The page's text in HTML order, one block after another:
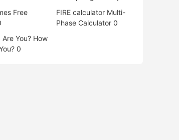
Free
FIRE calculator Multi-
Phase Calculator 0
You? How
0